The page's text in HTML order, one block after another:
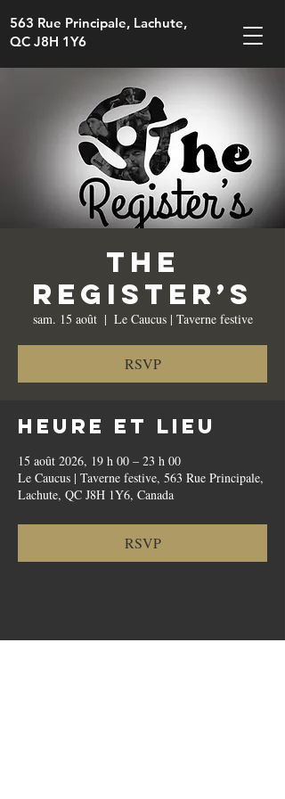
563 Rue Principale, Lachute,
QC J8H 1Y6
The
Register’s
sam. 15 août
  |
Le Caucus | Taverne festive
RSVP
Heure et lieu
15 août 2026, 19 h 00 – 23 h 00
Le Caucus | Taverne festive, 563 Rue Principale,
Lachute, QC J8H 1Y6, Canada
RSVP